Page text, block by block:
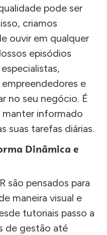
pode ser
criamos
ouvir em qualquer
episódios
e
no seu negócio. É
manter informado
suas tarefas diárias.
Dinâmica e
são pensados para
maneira visual e
tutoriais passo a
de gestão até